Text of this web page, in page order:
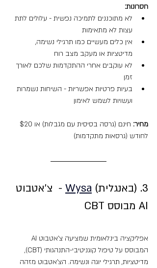
חסרונות:
לא מתוכננים לתמיכה נפשית - עלולים לתת
עצות לא מתאימות
אין כלים מעשיים כמו תרגילי נשימה,
מדיטציות או מעקב מצב רוח
לא עוקבים אחרי ההתקדמות שלכם לאורך
זמן
בעיות פרטיות אפשריות - השיחות נשמרות
ועשויות לשמש לאימון
מחיר:
לחודש (גרסאות מתקדמות)
3. (באנגלית) Wysa -  צ'אטבוט
AI מבוסס CBT
המבוסס על טיפול קוגניטיבי-התנהגותי (CBT),
מדיטציות, תרגילי יוגה ונשימה. הצ'אטבוט מזהה